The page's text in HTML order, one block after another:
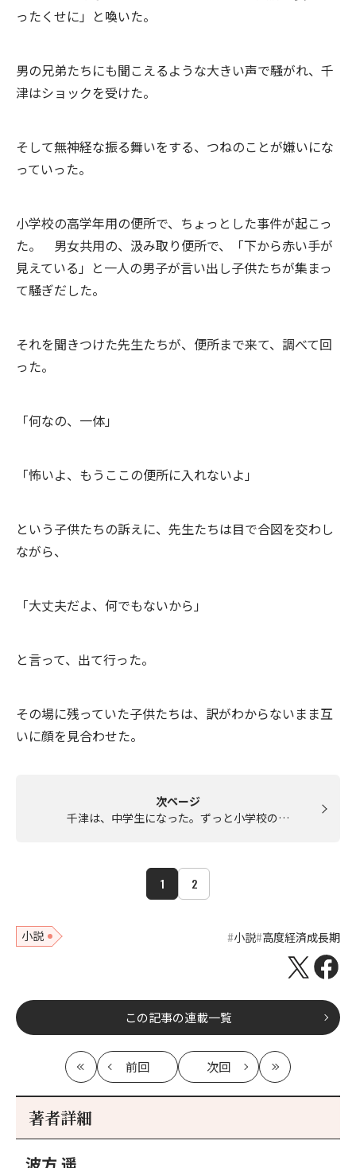
ったくせに」と喚いた。
男の兄弟たちにも聞こえるような大きい声で騒がれ、千
津はショックを受けた。
そして無神経な振る舞いをする、つねのことが嫌いにな
っていった。
小学校の高学年用の便所で、ちょっとした事件が起こっ
た。 男女共用の、汲み取り便所で、「下から赤い手が
見えている」と一人の男子が言い出し子供たちが集まっ
て騒ぎだした。
それを聞きつけた先生たちが、便所まで来て、調べて回
った。
「何なの、一体」
「怖いよ、もうここの便所に入れないよ」
という子供たちの訴えに、先生たちは目で合図を交わし
ながら、
「大丈夫だよ、何でもないから」
と言って、出て行った。
その場に残っていた子供たちは、訳がわからないまま互
いに顔を見合わせた。
次ページ
千津は、中学生になった。ずっと小学校の…
1 2
小説 小説 高度経済成長期
この記事の連載一覧
最
初
前回
記
次回
記
最
新
著者詳細